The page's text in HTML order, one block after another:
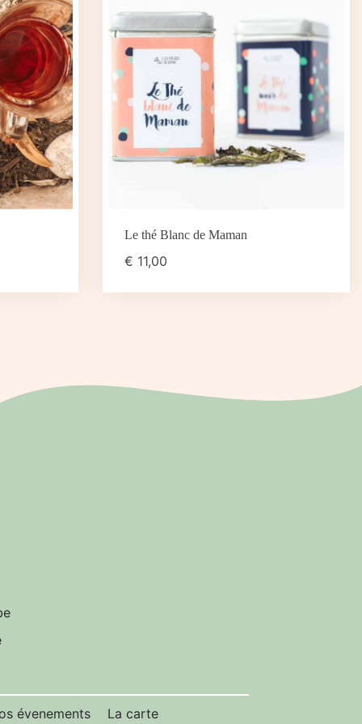
Le thé Blanc de Maman
€ 11,00
évenements La carte